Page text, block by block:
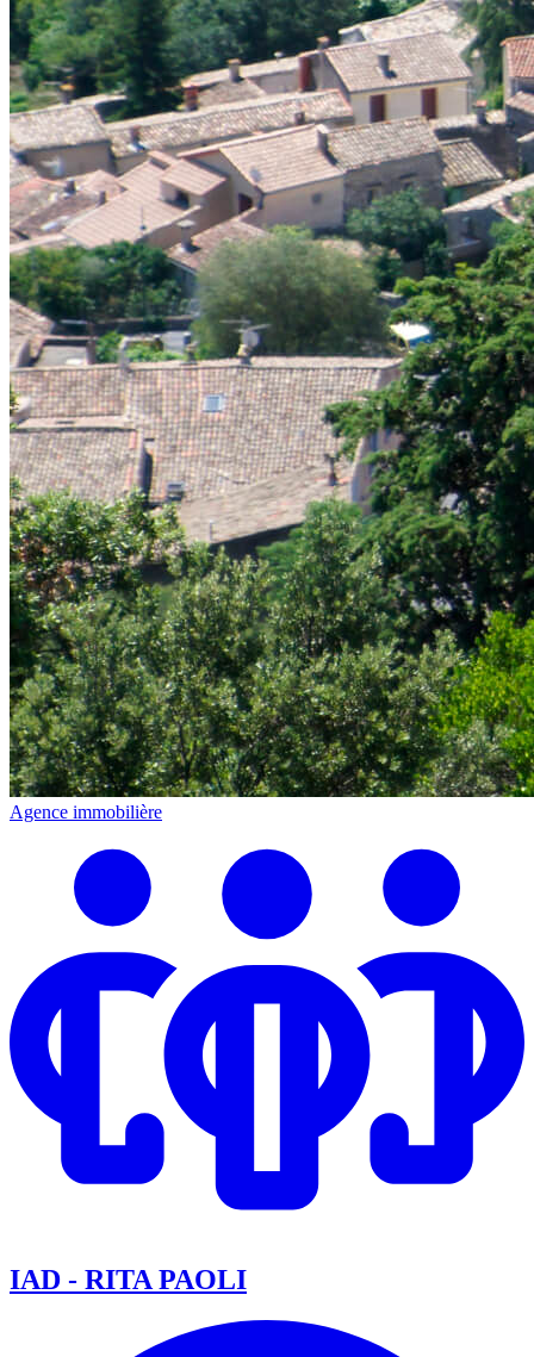
Agence immobilière
IAD - RITA PAOLI